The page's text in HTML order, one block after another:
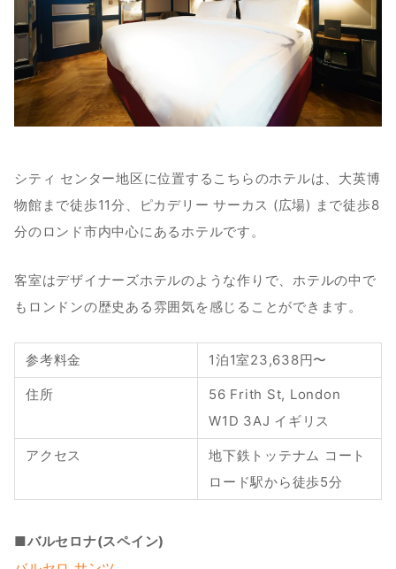
シティ センター地区に位置するこちらのホテルは、大英博
物館まで徒歩11分、ピカデリー サーカス (広場) まで徒歩8
分のロンド市内中心にあるホテルです。
客室はデザイナーズホテルのような作りで、ホテルの中で
もロンドンの歴史ある雰囲気を感じることができます。
参考料金 1泊1室23,638円〜
住所
56 Frith St, London
W1D 3AJ イギリス
アクセス
地下鉄トッテナム コート
ロード駅から徒歩5分
■バルセロナ(スペイン)